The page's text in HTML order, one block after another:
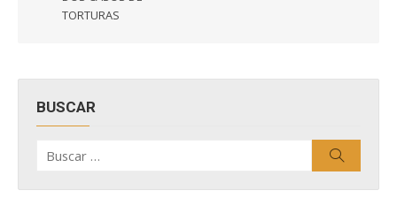
TORTURAS
BUSCAR
por: